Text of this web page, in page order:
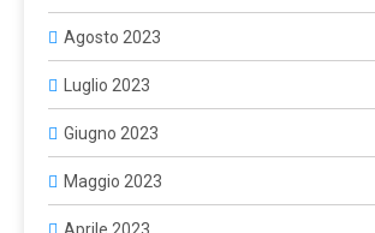
Agosto 2023
Luglio 2023
Giugno 2023
Maggio 2023
Aprile 2023